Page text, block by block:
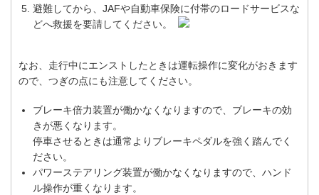
避難してから、JAFや自動車保険に付帯のロードサービスな
どへ救援を要請してください。
なお、走行中にエンストしたときは運転操作に変化がおきます
ので、つぎの点にも注意してください。
ブレーキ倍力装置が働かなくなりますので、ブレーキの効
きが悪くなります。
停車させるときは通常よりブレーキペダルを強く踏んでく
ださい。
パワーステアリング装置が働かなくなりますので、ハンド
ル操作が重くなります。